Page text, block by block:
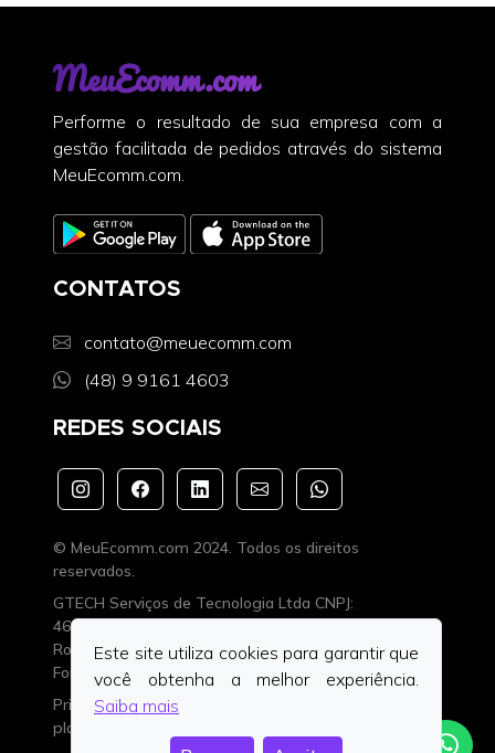
MeuEcomm.com
Performe o resultado de sua empresa com a
gestão facilitada de pedidos através do sistema
MeuEcomm.com.
CONTATOS
contato@meuecomm.com
(48) 9 9161 4603
REDES SOCIAIS
© MeuEcomm.com 2024. Todos os direitos
reservados.
GTECH Serviços de Tecnologia Ltda CNPJ:
46.227.303/0001-42 Insc. Estadual: ISENTO
Rodovia Gabriel Arns, nº. 3.228, Ouro Negro,
Forquilhinha/SC, CEP. 88.850-000
Privacidade · Desenvolvedores
plataforma
Este site utiliza cookies para garantir que
você obtenha a melhor experiência.
Saiba mais